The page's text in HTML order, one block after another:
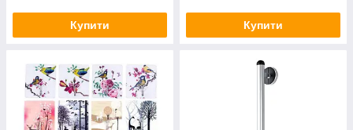
Купити Купити